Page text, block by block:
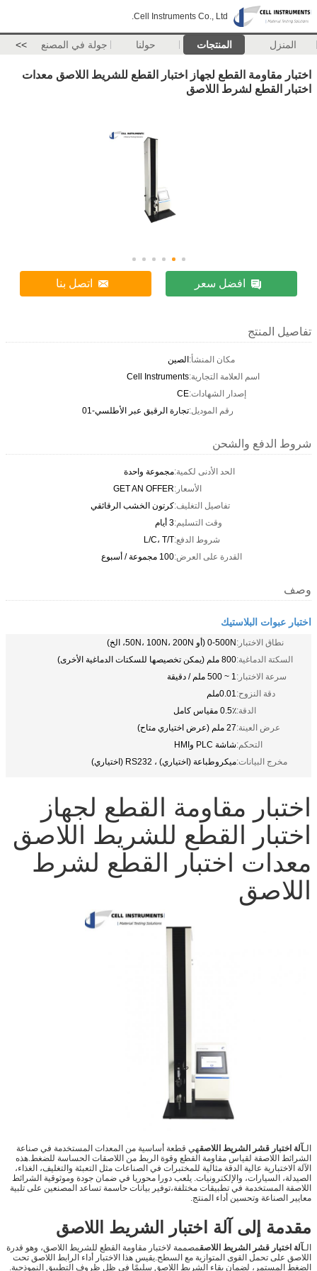
Cell Instruments Co., Ltd.
المنزل المنتجات حولنا جولة في المصنع >>
اختبار مقاومة القطع لجهاز اختبار القطع للشريط اللاصق معدات
اختبار القطع لشرط اللاصق
افضل سعر اتصل بنا
تفاصيل المنتج
مكان المنشأ:الصين
اسم العلامة التجارية:Cell Instruments
إصدار الشهادات:CE
رقم الموديل:تجارة الرقيق عبر الأطلسي-01
شروط الدفع والشحن
الحد الأدنى لكمية:مجموعة واحدة
الأسعار:GET AN OFFER
تفاصيل التغليف:كرتون الخشب الرقائقي
وقت التسليم:3 أيام
شروط الدفع:L/C، T/T
القدرة على العرض:100 مجموعة / أسبوع
وصف
اختبار عبوات البلاستيك
نطاق الاختبار:0-500N (أو 50N، 100N، 200N، الخ)
السكتة الدماغية:800 ملم (يمكن تخصيصها للسكتات الدماغية الأخرى)
سرعة الاختبار:1 ~ 500 ملم / دقيقة
دقة النزوح:0.01ملم
الدقة:0.5٪ مقياس كامل
عرض العينة:27 ملم (عرض اختياري متاح)
التحكم:شاشة PLC وHMI
مخرج البيانات:ميكروطباعة (اختياري) ، RS232 (اختياري)
اختبار مقاومة القطع لجهاز
اختبار القطع للشريط اللاصق
معدات اختبار القطع لشرط
اللاصق
الـآلة اختبار قشر الشريط اللاصقهي قطعة أساسية من المعدات المستخدمة في صناعة
الشرائط اللاصقة لقياس مقاومة القطع وقوة الربط من اللاصقات الحساسة للضغط.هذه
الآلة الاختبارية عالية الدقة مثالية للمختبرات في الصناعات مثل التعبئة والتغليف، الغذاء،
الصيدلة، السيارات، والإلكترونيات. يلعب دورا محوريا في ضمان جودة وموثوقية الشرائط
اللاصقة المستخدمة في تطبيقات مختلفة،توفير بيانات حاسمة تساعد المصنعين على تلبية
معايير الصناعة وتحسين أداء المنتج.
مقدمة إلى آلة اختبار الشريط اللاصق
الـآلة اختبار قشر الشريط اللاصقمصممة لاختبار مقاومة القطع للشريط اللاصق، وهو قدرة
اللاصق على تحمل القوى المتوازية مع السطح.يقيس هذا الاختبار أداء الرابط اللاصق تحت
الضغط المستمر، لضمان بقاء الشريط اللاصق سليمًا في ظل ظروف التطبيق النموذجية.